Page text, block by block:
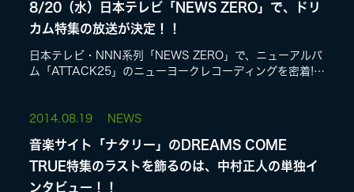
DISCOGRAPHY
MEDIA
LIVE
8/20（水）日本テレビ「NEWS ZERO」で、ドリ
カム特集の放送が決定！！
日本テレビ・NNN系列「NEWS ZERO」で、ニューアルバ
ム「ATTACK25」のニューヨークレコーディングを密着!!3
2014. 08.19 NEWS
音楽サイト「ナタリー」のDREAMS COME
TRUE特集のラストを飾るのは、中村正人の単独イ
ンタビュー！！